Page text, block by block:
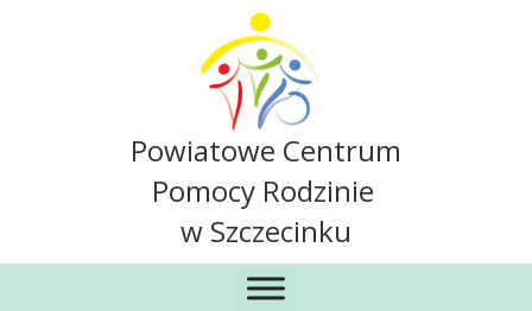
Powiatowe Centrum
Pomocy Rodzinie
w Szczecinku